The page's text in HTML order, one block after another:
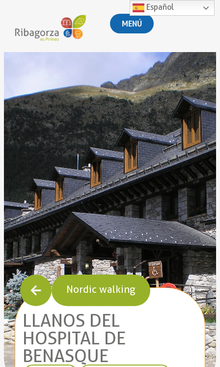
MENÚ
LLANOS DEL
HOSPITAL DE
BENASQUE
Nordic walking
Español